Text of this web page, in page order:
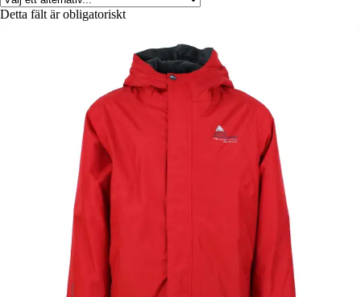
Detta fält är obligatoriskt